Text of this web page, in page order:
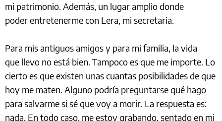
mi patrimonio. Además, un lugar amplio donde
poder entretenerme con Lera, mi secretaria.
Para mis antiguos amigos y para mi familia, la vida
que llevo no está bien. Tampoco es que me importe. Lo
cierto es que existen unas cuantas posibilidades de que
hoy me maten. Alguno podría preguntarse qué hago
para salvarme si sé que voy a morir. La respuesta es:
nada. En todo caso, me estoy grabando, sentado en mi